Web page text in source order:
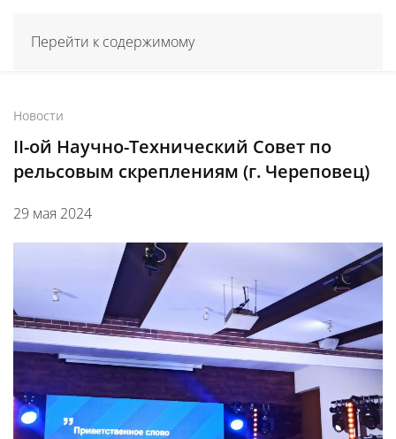
Перейти к содержимому
Новости
II-ой Научно-Технический Совет по
рельсовым скреплениям (г. Череповец)
29 мая 2024